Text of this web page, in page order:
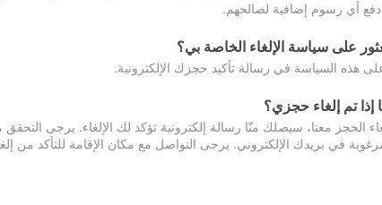
دفع أي رسوم إضافية لصالحهم.
على سياسة الإلغاء الخاصة بي؟
هذه السياسة في رسالة تأكيد حجزك الإلكترونية.
تم إلغاء حجزي؟
الحجز معنا، سيصلك منّا رسالة إلكترونية تؤكد لك الإلغاء. يرجى